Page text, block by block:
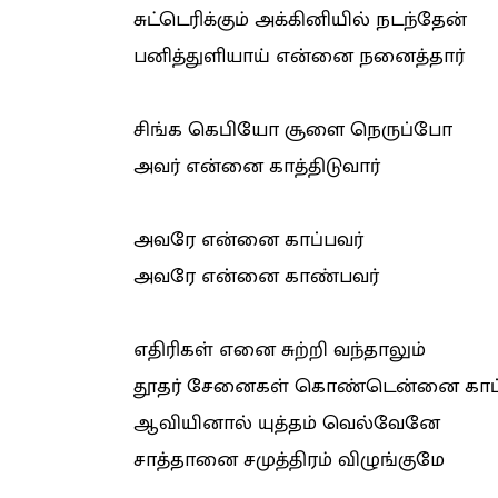
சுட்டெரிக்கும் அக்கினியில் நடந்தேன்
பனித்துளியாய் என்னை நனைத்தார்
சிங்க கெபியோ சூளை நெருப்போ
அவர் என்னை காத்திடுவார்
அவரே என்னை காப்பவர்
அவரே என்னை காண்பவர்
எதிரிகள் எனை சுற்றி வந்தாலும்
தூதர் சேனைகள் கொண்டென்னை
ஆவியினால் யுத்தம் வெல்வேனே
சாத்தானை சமுத்திரம் விழுங்குமே